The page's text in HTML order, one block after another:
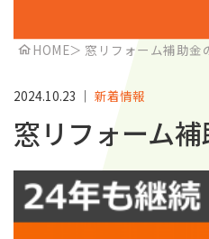
HOME＞ 窓リフォーム補助金
2024.10.23 ｜ 新着情報
窓リフォーム